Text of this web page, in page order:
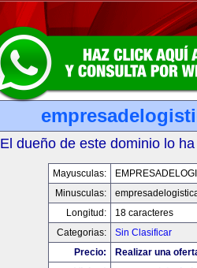
El dueño de este dominio lo
Mayusculas:
Minusculas:
Longitud:
18 caracteres
Categorias:
Sin Clasificar
Precio:
Realizar una